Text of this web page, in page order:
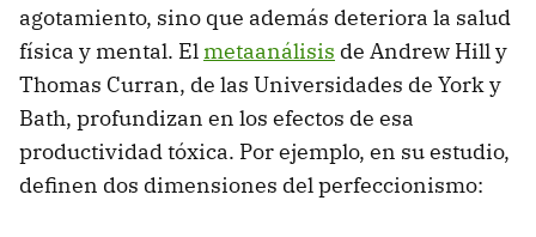
agotamiento, sino que además deteriora la salud
física y mental. Elmetaanálisis de Andrew Hill y
Thomas Curran, de las Universidades de York y
Bath, profundizan en los efectos de esa
productividad tóxica. Por ejemplo, en su estudio,
definen dos dimensiones del perfeccionismo: